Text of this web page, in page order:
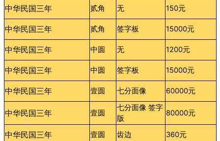
中华民国三年 贰角 无 150元
中华民国三年 贰角 签字板 15000元
中华民国三年 中圆 无 1200元
中华民国三年 中圆 签字板 15000元
中华民国三年 壹圆 七分面像 60000元
中华民国三年 壹圆
七分面像 签字
版
80000元
中华民国三年 壹圆 齿边 360元